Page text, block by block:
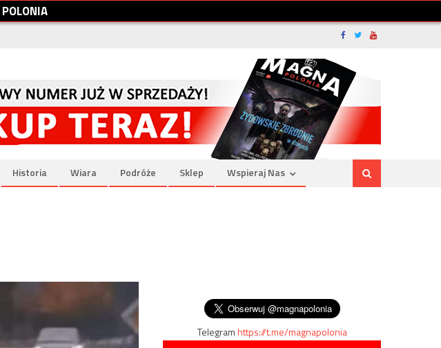
POLONIA
Historia Wiara Podróże Sklep Wspieraj Nas
Telegramhttps://t.me/magnapolonia